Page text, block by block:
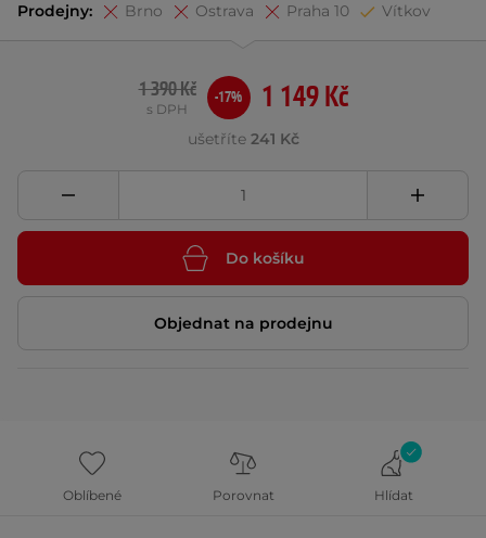
Prodejny: Brno Ostrava Praha 10 Vítkov
1 149 Kč
1 390 Kč
s DPH
-17%
ušetříte 241 Kč
Do košíku
Objednat na prodejnu
Oblíbené Porovnat Hlídat